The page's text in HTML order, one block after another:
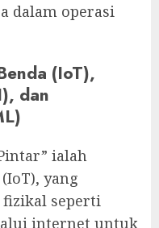
dalam operasi
(IoT),
dan
ialah
yang
seperti
internet untuk